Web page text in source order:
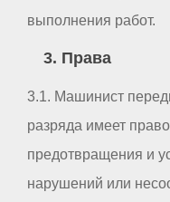
выполнения работ.
3. Права
3.1. Машинист
разряда имеет
предотвращения и
нарушений или